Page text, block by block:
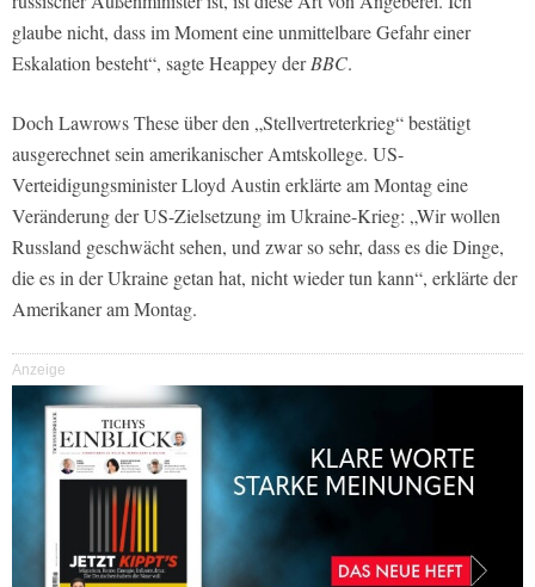
glaube nicht, dass im Moment eine unmittelbare Gefahr einer
Eskalation besteht“, sagte Heappey derBBC.
Doch Lawrows These über den „Stellvertreterkrieg“ bestätigt
ausgerechnet sein amerikanischer Amtskollege. US-
Verteidigungsminister Lloyd Austin erklärte am Montag eine
Veränderung der US-Zielsetzung im Ukraine-Krieg: „Wir wollen
Russland geschwächt sehen, und zwar so sehr, dass es die Dinge,
die es in der Ukraine getan hat, nicht wieder tun kann“, erklärte der
Amerikaner am Montag.
Anzeige